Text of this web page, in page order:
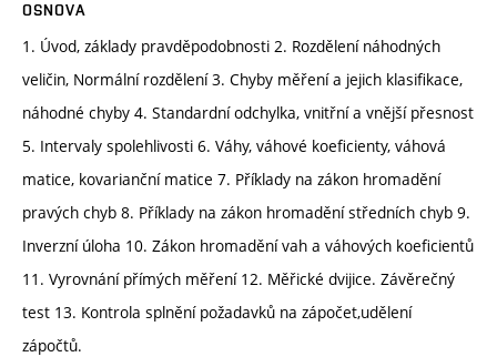
OSNOVA
1. Úvod, základy pravděpodobnosti 2. Rozdělení náhodných
veličin, Normální rozdělení 3. Chyby měření a jejich klasifikace,
náhodné chyby 4. Standardní odchylka, vnitřní a vnější přesnost
5. Intervaly spolehlivosti 6. Váhy, váhové koeficienty, váhová
matice, kovarianční matice 7. Příklady na zákon hromadění
pravých chyb 8. Příklady na zákon hromadění středních chyb 9.
Inverzní úloha 10. Zákon hromadění vah a váhových koeficientů
11. Vyrovnání přímých měření 12. Měřické dvijice. Závěrečný
test 13. Kontrola splnění požadavků na zápočet,udělení
zápočtů.